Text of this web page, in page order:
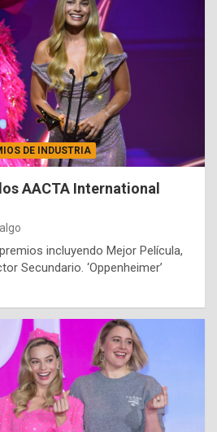
DE INDUSTRIA
AACTA International
incluyendo Mejor Película,
Secundario. ‘Oppenheimer’